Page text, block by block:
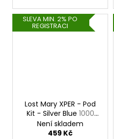
SLEVA MIN. 2% PO
REGISTRACI
Lost Mary XPER - Pod
Kit - Silver Blue 1000
mAh
Není skladem
459 Kč